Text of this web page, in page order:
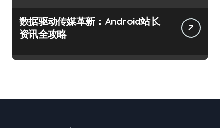
数据驱动传媒革新：Android站长
资讯全攻略